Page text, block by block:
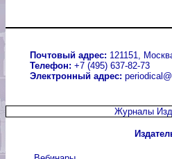
Почтовый адрес: 121151,
Телефон: +7 (495) 637-82-73
Электронный адрес:
Журналы